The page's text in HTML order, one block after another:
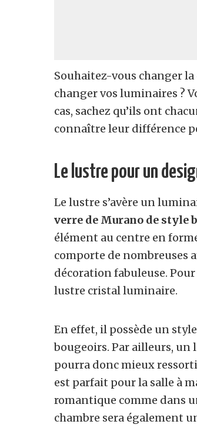
Souhaitez-vous changer
changer vos luminaires ?
cas, sachez qu’ils ont
connaître leur différence
Le lustre pour un
Le lustre s’avère un
verre de Murano de style
élément au centre en
comporte de nombreuses
décoration fabuleuse.
lustre cristal luminaire.
En effet, il possède un
bougeoirs. Par ailleurs, un
pourra donc mieux
est parfait pour la salle à
romantique comme dans
chambre sera également